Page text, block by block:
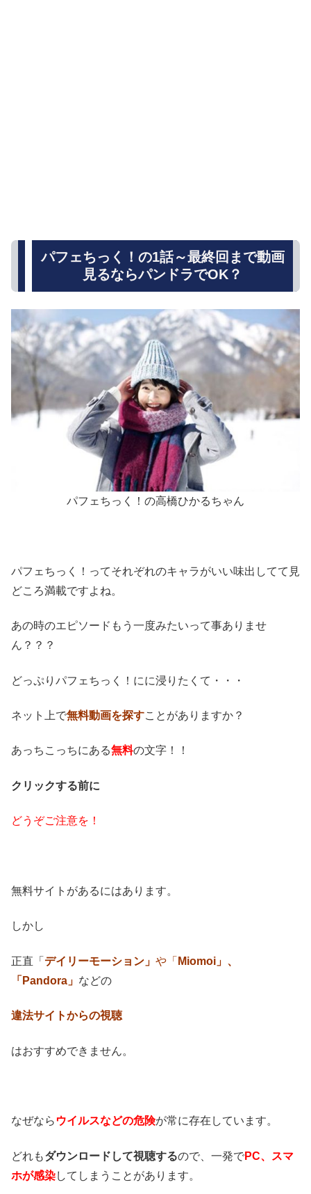
パフェちっく！の1話～最終回まで動画
見るならパンドラでOK？
パフェちっく！の高橋ひかるちゃん
パフェちっく！ってそれぞれのキャラがいい味出してて見
どころ満載ですよね。
あの時のエピソードもう一度みたいって事ありませ
ん？？？
どっぷりパフェちっく！にに浸りたくて・・・
ネット上で無料動画を探すことがありますか？
あっちこっちにある無料の文字！！
クリックする前に
どうぞご注意を！
無料サイトがあるにはあります。
しかし
正直「 デイリーモーション」 や「 Miomoi」、
「Pandora」 などの
違法サイトからの視聴
はおすすめできません。
なぜなら ウイルスなどの危険が常に存在しています。
どれもダウンロードして視聴するので、一発でPC、スマ
ホが感染してしまうことがあります。